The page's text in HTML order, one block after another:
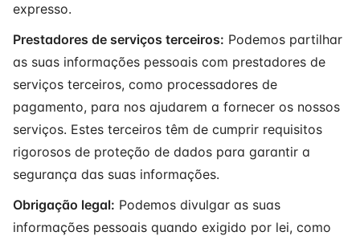
expresso.
Prestadores de serviços terceiros: Podemos partilhar
as suas informações pessoais com prestadores de
serviços terceiros, como processadores de
pagamento, para nos ajudarem a fornecer os nossos
serviços. Estes terceiros têm de cumprir requisitos
rigorosos de proteção de dados para garantir a
segurança das suas informações.
Obrigação legal: Podemos divulgar as suas
informações pessoais quando exigido por lei, como